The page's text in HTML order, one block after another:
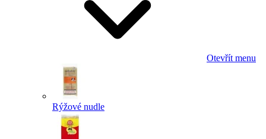
Otevřít menu
Rýžové nudle